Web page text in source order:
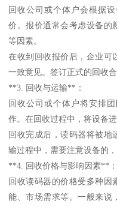
回收公司或个体户会根据
价。报价通常会考虑设备的
等因素。
在收到回收报价后，企业可
一致意见。签订正式的回收
**3. 回收与运输**：
回收公司或个体户将安排
作。在回收过程中，将设备
回收完成后，读码器将被地
输过程中，需要注意设备的
**4. 回收价格与影响因素**：
回收读码器的价格受多种因
能、市场需求等。一般来说